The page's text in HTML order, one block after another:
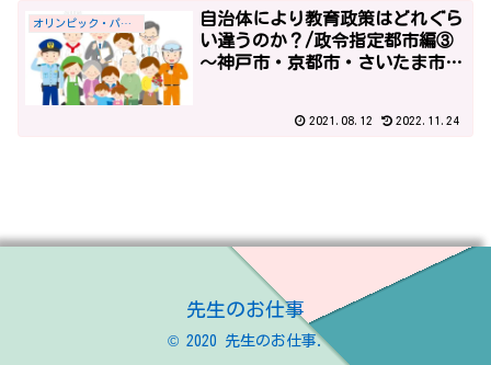
オリンピック・パラリンピック
自治体により教育政策はどれぐら
い違うのか？/政令指定都市編③
～神戸市・京都市・さいたま市・
2021.08.12 2022.11.24
先生のお仕事
© 2020 先生のお仕事.